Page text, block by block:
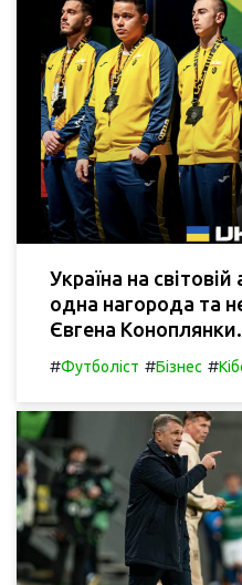
Україна на світовій
одна нагорода та
Євгена Коноплянки.
#Футболіст #Бізнес #